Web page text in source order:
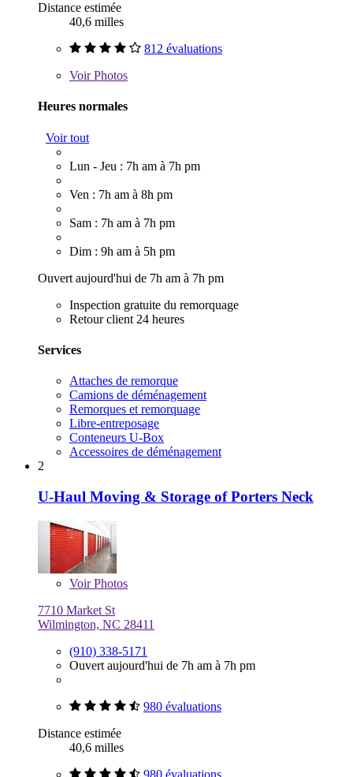
Distance estimée
40,6 milles
812 évaluations
VoirPhotos
Heures normales
Voir tout
Lun - Jeu : 7h am à 7h pm
Ven : 7h am à 8h pm
Sam : 7h am à 7h pm
Dim : 9h am à 5h pm
Ouvert aujourd'hui de 7h am à 7h pm
Inspection gratuite du remorquage
Retour client 24 heures
Services
Attaches de remorque
Camions de déménagement
Remorques et remorquage
Libre-entreposage
Conteneurs U-Box
Accessoires de déménagement
2
U-Haul Moving & Storage of Porters Neck
VoirPhotos
7710 Market St
Wilmington, NC 28411
(910) 338-5171
Ouvert aujourd'hui de 7h am à 7h pm
980 évaluations
Distance estimée
40,6 milles
980 évaluations